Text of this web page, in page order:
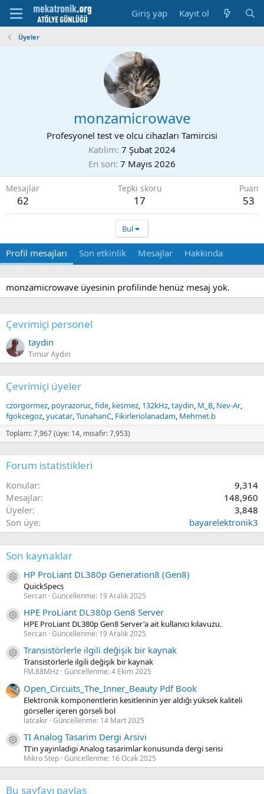
Giriş yap Kayıt ol
Üyeler
monzamicrowave
Profesyonel test ve olcu cihazları Tamircisi
Katılım 7 Şubat 2024
En son 7 Mayıs 2026
Mesajlar
62
Tepki skoru
17
Puan
53
Bul
Profil mesajları Son etkinlik Mesajlar Hakkında
monzamicrowave üyesinin profilinde henüz mesaj yok.
Çevrimiçi personel
taydin
Timur Aydın
Çevrimiçi üyeler
czorgormez poyrazoruc fide kesmez 132kHz taydin M_B Nev-Ar
fgokcegoz yucatar TunahanC Fikirleriolanadam Mehmet.b
Toplam: 7,967 (üye: 14, misafir: 7,953)
Forum istatistikleri
Konular
9,314
Mesajlar
148,960
Üyeler
3,848
Son üye
bayarelektronik3
Son kaynaklar
Kaynak ikon/amblem
HP ProLiant DL380p Generation8 (Gen8)
QuickSpecs
Sercan Güncellenme: 19 Aralık 2025
Kaynak ikon/amblem
HPE ProLiant DL380p Gen8 Server
HPE ProLiant DL380p Gen8 Server'a ait kullanıcı kılavuzu.
Sercan Güncellenme: 19 Aralık 2025
Kaynak ikon/amblem
Transistörlerle ilgili değişik bir kaynak
Transistörlerle ilgili değişik bir kaynak
FM.88MHz Güncellenme:4 Ekim 2025
Open_Circuits_The_Inner_Beauty Pdf Book
Elektronik komponentlerin kesitlerinin yer aldığı yüksek kaliteli
görseller içeren görseli bol
latcakir Güncellenme: 14 Mart 2025
Kaynak ikon/amblem
TI Analog Tasarim Dergi Arsivi
TI'in yayinladigi Analog tasarimlar konusunda dergi serisi
Mikro Step Güncellenme: 16 Ocak 2025
Bu sayfayı paylaş